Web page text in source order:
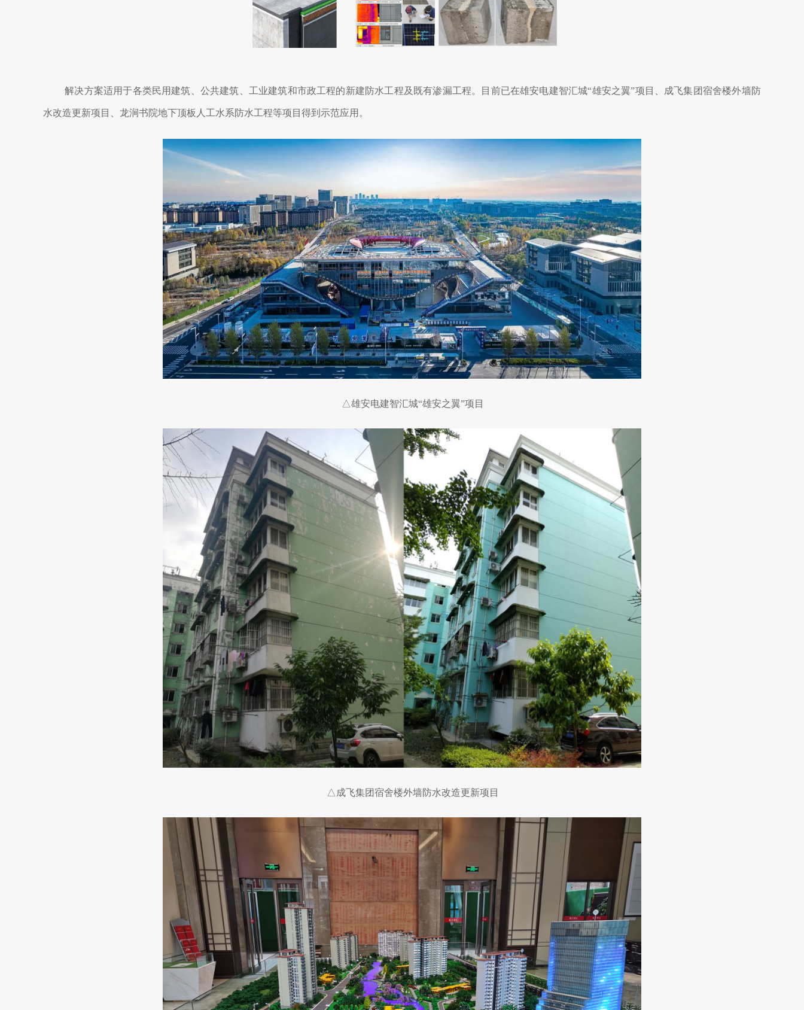
解决方案适用于各类民用建筑、公共建筑、工业建筑和市政工程的新建防水工程及既有渗漏工程。目前已在雄安电建智汇城“雄安之翼”项目、成飞集团宿舍楼外墙防
水改造更新项目、龙涧书院地下顶板人工水系防水工程等项目得到示范应用。
△雄安电建智汇城“雄安之翼”项目
△成飞集团宿舍楼外墙防水改造更新项目